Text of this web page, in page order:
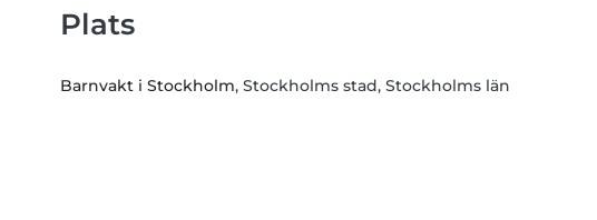
Plats
Barnvakt i Stockholm, Stockholms stad, Stockholms län